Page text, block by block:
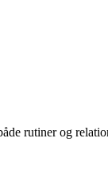
rutiner og